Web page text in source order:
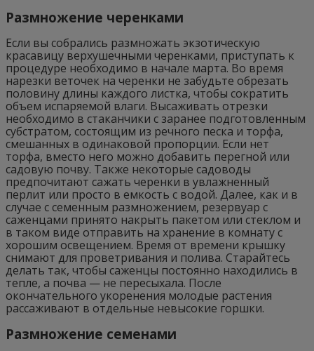
Размножение черенками
Если вы собрались размножать экзотическую
красавицу верхушечными черенками, приступать к
процедуре необходимо в начале марта. Во время
нарезки веточек на черенки не забудьте обрезать
половину длины каждого листка, чтобы сократить
объем испаряемой влаги. Высаживать отрезки
необходимо в стаканчики с заранее подготовленным
субстратом, состоящим из речного песка и торфа,
смешанных в одинаковой пропорции. Если нет
торфа, вместо него можно добавить перегной или
садовую почву. Также некоторые садоводы
предпочитают сажать черенки в увлажненный
перлит или просто в емкость с водой. Далее, как и в
случае с семенным размножением, резервуар с
саженцами принято накрыть пакетом или стеклом и
в таком виде отправить на хранение в комнату с
хорошим освещением. Время от времени крышку
снимают для проветривания и полива. Старайтесь
делать так, чтобы саженцы постоянно находились в
тепле, а почва — не пересыхала. После
окончательного укоренения молодые растения
рассаживают в отдельные невысокие горшки.
Размножение семенами